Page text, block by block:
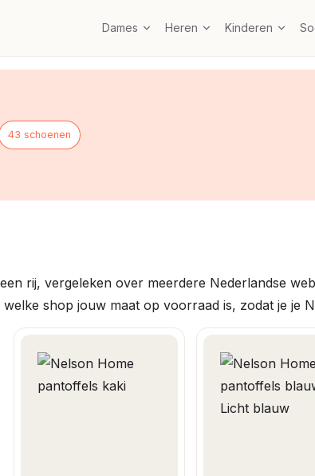
Dames Heren Kinderen
43 schoenen
rij, vergeleken over meerdere Nederlandse
welke shop jouw maat op voorraad is, zodat je je